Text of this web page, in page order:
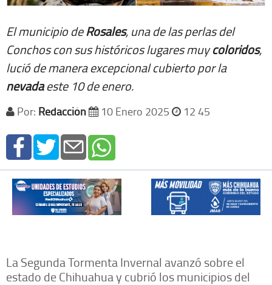
El municipio deRosales, una de las perlas del
Conchos con sus históricos lugares muycoloridos,
lució de manera excepcional cubierto por la
nevadaeste 10 de enero.
Por: Redacción 10 Enero 2025 12 45
La Segunda Tormenta Invernal avanzó sobre el
estado de Chihuahua y cubrió los municipios del